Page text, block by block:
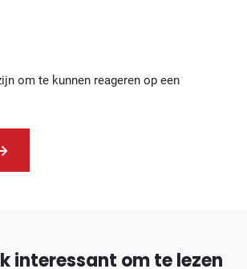
om te kunnen reageren op een
interessant om te lezen